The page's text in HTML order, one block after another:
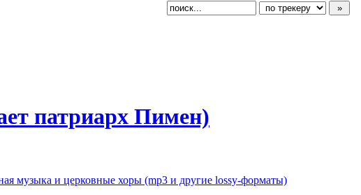
патриарх Пимен)
музыка и церковные хоры (mp3 и другие lossy-форматы)